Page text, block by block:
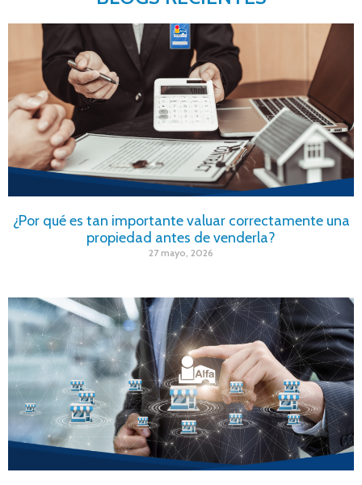
¿Por qué es tan importante valuar correctamente una
propiedad antes de venderla?
27 mayo, 2026